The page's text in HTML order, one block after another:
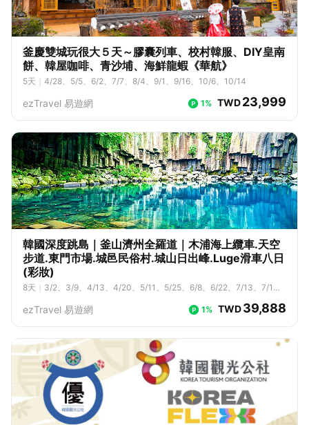
釜慶雙城玩很大５天～膠囊列車、校村韓服、DIY皇南
餅、韓屋咖啡、青沙埔、海鮮龍蝦《華航》
5天 4/28、5/5、6/2、7/7、8/4、9/1、9/16、10/6、10/14
ezTravel 易遊網 1% TWD23,999
韓國深度跳島｜釜山濟州全羅道｜木浦海上纜車.天空
步道.東門市場.城邑民俗村.城山日出峰.Luge滑車八日
(彩妝)
8天
3/2、3/9、4/13、4/20、5/11、5/25、6/8、6/22、7/13、7/1
ezTravel 易遊網 1% TWD39,888